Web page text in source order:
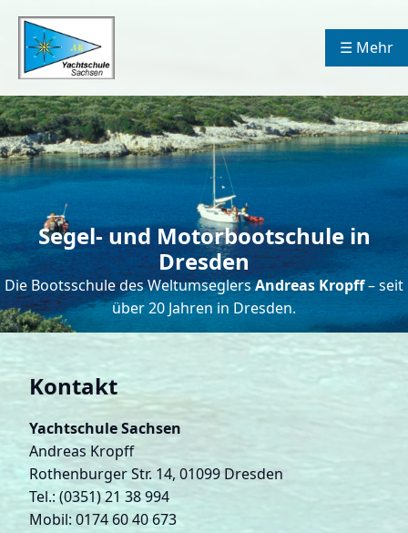
☰ Mehr
Segel- und Motorbootschule in
Dresden
Die Bootsschule des WeltumseglersAndreas Kropff– seit
über 20 Jahren in Dresden.
Kontakt
Yachtschule Sachsen
Andreas Kropff
Rothenburger Str. 14, 01099 Dresden
Tel.: (0351) 21 38 994
Mobil: 0174 60 40 673